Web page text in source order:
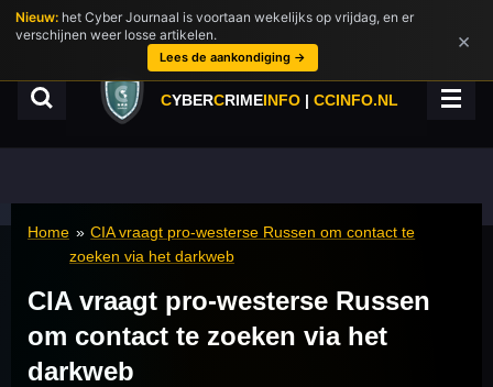
Ga
direct
hoofdinhoud
CYBERCRIMEINFO | CCINFO.NL
Home » CIA vraagt pro-westerse Russen om contact te
zoeken via het darkweb
CIA vraagt pro-westerse Russen
om contact te zoeken via het
darkweb
Nieuw: het Cyber Journaal is voortaan wekelijks op vrijdag, en er
verschijnen weer losse artikelen.
Lees de aankondiging →
×